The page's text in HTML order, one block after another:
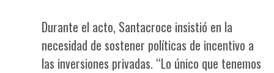
Durante el acto, Santacroce insistió en la
necesidad de sostener políticas de incentivo a
las inversiones privadas. “Lo único que tenemos